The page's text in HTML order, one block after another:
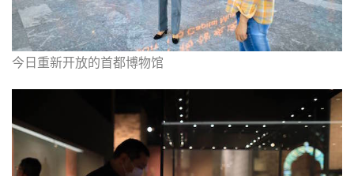
今日重新开放的首都博物馆